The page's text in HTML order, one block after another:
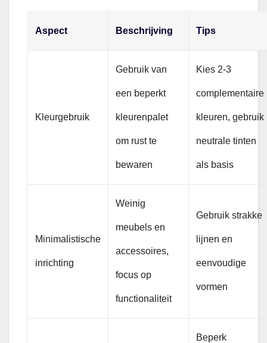
Aspect Beschrijving Tips
Kleurgebruik
Gebruik van
een beperkt
kleurenpalet
om rust te
bewaren
Kies 2-3
complementaire
kleuren, gebruik
neutrale tinten
als basis
Minimalistische
inrichting
Weinig
meubels en
accessoires,
focus op
functionaliteit
Gebruik strakke
lijnen en
eenvoudige
vormen
Beperk